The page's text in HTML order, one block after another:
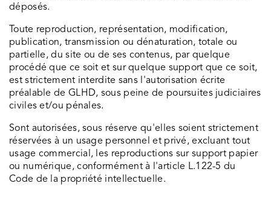
déposés.
Toute reproduction, représentation, modification,
publication, transmission ou dénaturation, totale ou
partielle, du site ou de ses contenus, par quelque
procédé que ce soit et sur quelque support que ce soit,
est strictement interdite sans l'autorisation écrite
préalable de GLHD, sous peine de poursuites judiciaires
civiles et/ou pénales.
Sont autorisées, sous réserve qu'elles soient strictement
réservées à un usage personnel et privé, excluant tout
usage commercial, les reproductions sur support papier
ou numérique, conformément à l'article L.122-5 du
Code de la propriété intellectuelle.